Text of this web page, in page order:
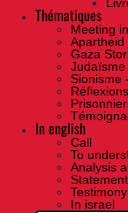
Thématiques
Meeting
Apartheid
Gaza
Sionisme
In english
Call
To
Analysis
Statement
Testimony
In israel